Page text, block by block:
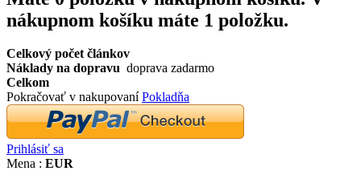
nákupnom košíku máte 1 položku.
Celkový počet článkov
Náklady na dopravu doprava zadarmo
Celkom
Pokračovať v nakupovaníPokladňa
Prihlásiť sa
Mena : EUR